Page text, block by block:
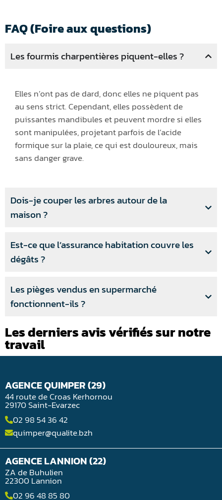
FAQ (Foire aux questions)
Les fourmis charpentières piquent-elles ?
Elles n’ont pas de dard, donc elles ne piquent pas
au sens strict. Cependant, elles possèdent de
puissantes mandibules et peuvent mordre si elles
sont manipulées, projetant parfois de l’acide
formique sur la plaie, ce qui est douloureux, mais
sans danger grave.
Dois-je couper les arbres autour de la
maison ?
Est-ce que l’assurance habitation couvre les
dégâts ?
Les pièges vendus en supermarché
fonctionnent-ils ?
Les derniers avis vérifiés sur notre
travail
AGENCE QUIMPER (29)
44 route de Croas Kerhornou
29170 Saint-Evarzec
02 98 54 36 42
quimper@qualite.bzh
AGENCE LANNION (22)
ZA de Buhulien
22300 Lannion
02 96 48 85 80